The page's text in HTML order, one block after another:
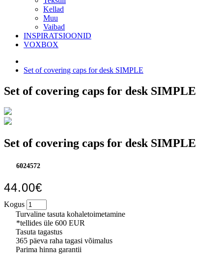
Kellad
Muu
Vaibad
INSPIRATSIOONID
VOXBOX
Set of covering caps for desk SIMPLE
Set of covering caps for desk SIMPLE
Set of covering caps for desk SIMPLE
6024572
44.00€
Kogus
Turvaline tasuta kohaletoimetamine
*tellides üle 600 EUR
Tasuta tagastus
365 päeva raha tagasi võimalus
Parima hinna garantii